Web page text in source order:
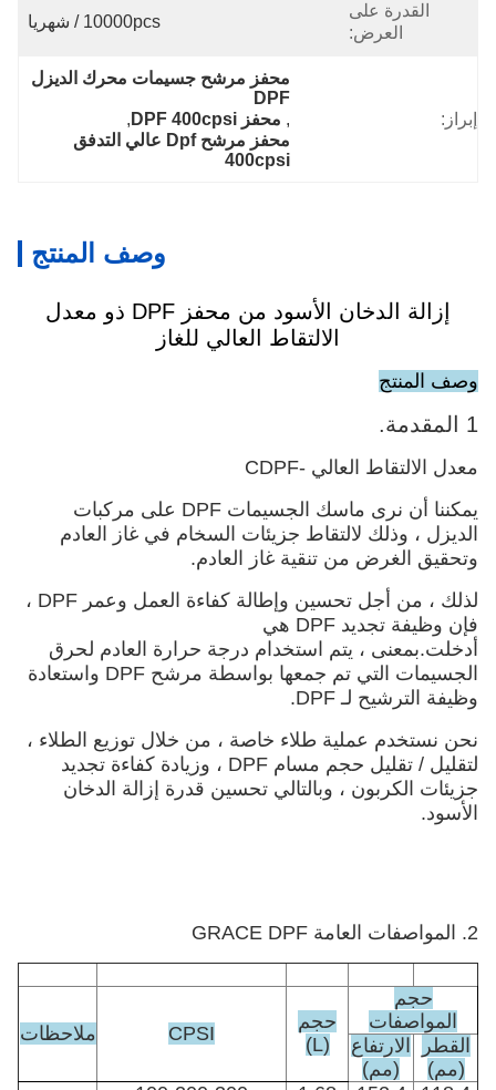
القدرة على
العرض:
10000pcs / شهريا
إبراز:
محفز مرشح جسيمات محرك الديزل
DPF
, محفز DPF 400cpsi
,
محفز مرشح Dpf عالي التدفق
400cpsi
وصف المنتج
إزالة الدخان الأسود من محفز DPF ذو معدل
الالتقاط العالي للغاز
وصف المنتج
1 المقدمة.
معدل الالتقاط العالي -CDPF
يمكننا أن نرى ماسك الجسيمات DPF على مركبات
الديزل ، وذلك لالتقاط جزيئات السخام في غاز العادم
وتحقيق الغرض من تنقية غاز العادم.
لذلك ، من أجل تحسين وإطالة كفاءة العمل وعمر DPF ،
فإن وظيفة تجديد DPF هي
أدخلت.بمعنى ، يتم استخدام درجة حرارة العادم لحرق
الجسيمات التي تم جمعها بواسطة مرشح DPF واستعادة
وظيفة الترشيح لـ DPF.
نحن نستخدم عملية طلاء خاصة ، من خلال توزيع الطلاء ،
لتقليل / تقليل حجم مسام DPF ، وزيادة كفاءة تجديد
جزيئات الكربون ، وبالتالي تحسين قدرة إزالة الدخان
الأسود.
2. المواصفات العامة GRACE DPF
حجم
المواصفات
حجم
CPSI ملاحظات
القطر
(مم)
الارتفاع
(مم)